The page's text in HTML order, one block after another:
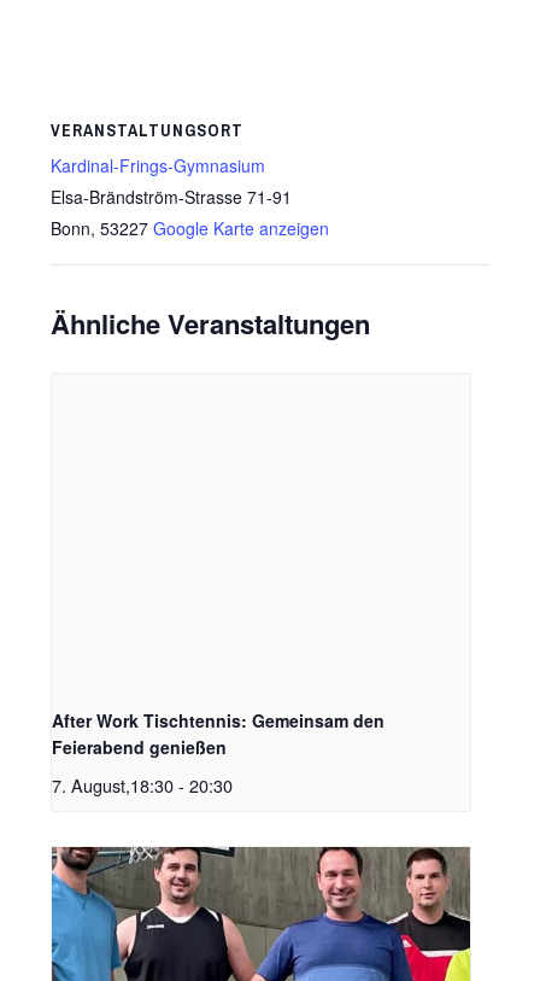
VERANSTALTUNGSORT
Kardinal-Frings-Gymnasium
Elsa-Brändström-Strasse 71-91
Bonn, 53227 Google Karte anzeigen
Ähnliche Veranstaltungen
After Work Tischtennis: Gemeinsam den
Feierabend genießen
7. August,18:30 - 20:30